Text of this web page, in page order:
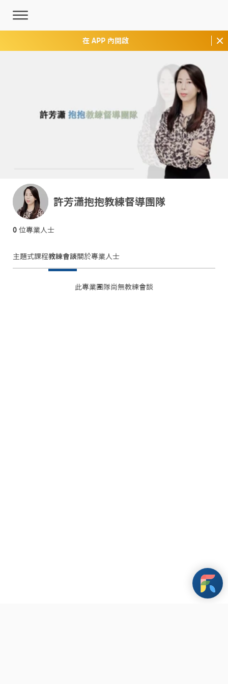
在 APP 內開啟
許芳瀟抱抱教練督導團隊
0 位專業人士
主題式課程教練會談關於專業人士
此專業團隊尚無教練會談